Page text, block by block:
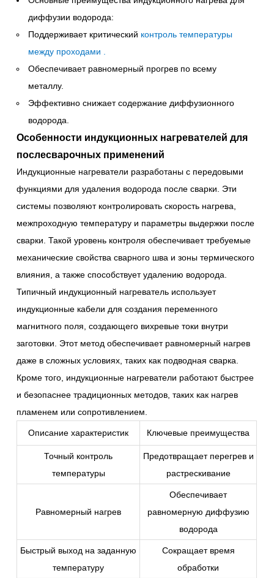
диффузии водорода:
Поддерживает критический контроль температуры
между проходами
Обеспечивает равномерный прогрев по всему
металлу.
Эффективно снижает содержание диффузионного
водорода.
Особенности индукционных нагревателей для
послесварочных применений
Индукционные нагреватели разработаны с передовыми
функциями для удаления водорода после сварки. Эти
системы позволяют контролировать скорость нагрева,
межпроходную температуру и параметры выдержки после
сварки. Такой уровень контроля обеспечивает требуемые
механические свойства сварного шва и зоны термического
влияния, а также способствует удалению водорода.
Типичный индукционный нагреватель использует
индукционные кабели для создания переменного
магнитного поля, создающего вихревые токи внутри
заготовки. Этот метод обеспечивает равномерный нагрев
даже в сложных условиях, таких как подводная сварка.
Кроме того, индукционные нагреватели работают быстрее
и безопаснее традиционных методов, таких как нагрев
пламенем или сопротивлением.
Описание характеристик Ключевые преимущества
Точный контроль
температуры
Предотвращает перегрев и
растрескивание
Равномерный нагрев
Обеспечивает
равномерную диффузию
водорода
Быстрый выход на заданную
температуру
Сокращает время
обработки